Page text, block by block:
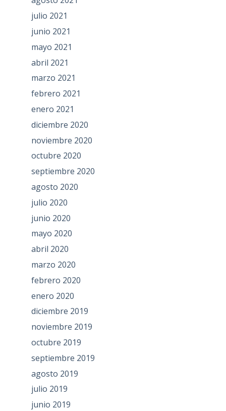
julio 2021
junio 2021
mayo 2021
abril 2021
marzo 2021
febrero 2021
enero 2021
diciembre 2020
noviembre 2020
octubre 2020
septiembre 2020
agosto 2020
julio 2020
junio 2020
mayo 2020
abril 2020
marzo 2020
febrero 2020
enero 2020
diciembre 2019
noviembre 2019
octubre 2019
septiembre 2019
agosto 2019
julio 2019
junio 2019